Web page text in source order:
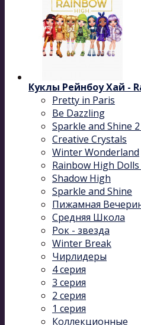
Куклы Рейнбоу Хай -
Pretty in Paris
Be Dazzling
Sparkle and Shine
Сreative Сrystals
Winter Wonderland
Rainbow High
Shadow High
Sparkle and Shine
Пижамная
Средняя Школа
Рок - звезда
Winter Break
Чирлидеры
4 серия
3 серия
2 серия
1 серия
Коллекционные